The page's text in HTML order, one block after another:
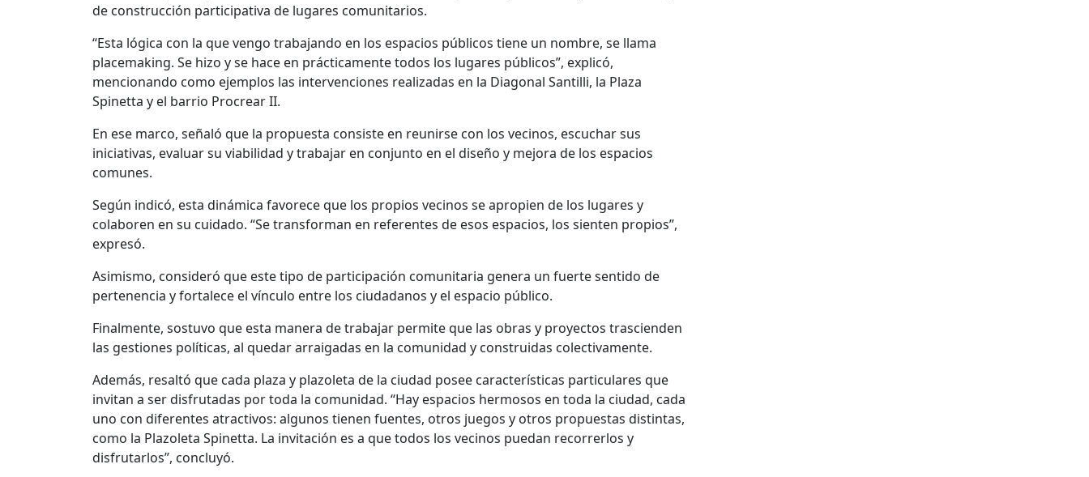
de construcción participativa de lugares comunitarios.
“Esta lógica con la que vengo trabajando en los espacios públicos tiene un nombre, se llama
placemaking. Se hizo y se hace en prácticamente todos los lugares públicos”, explicó,
mencionando como ejemplos las intervenciones realizadas en la Diagonal Santilli, la Plaza
Spinetta y el barrio Procrear II.
En ese marco, señaló que la propuesta consiste en reunirse con los vecinos, escuchar sus
iniciativas, evaluar su viabilidad y trabajar en conjunto en el diseño y mejora de los espacios
comunes.
Según indicó, esta dinámica favorece que los propios vecinos se apropien de los lugares y
colaboren en su cuidado. “Se transforman en referentes de esos espacios, los sienten propios”,
expresó.
Asimismo, consideró que este tipo de participación comunitaria genera un fuerte sentido de
pertenencia y fortalece el vínculo entre los ciudadanos y el espacio público.
Finalmente, sostuvo que esta manera de trabajar permite que las obras y proyectos trascienden
las gestiones políticas, al quedar arraigadas en la comunidad y construidas colectivamente.
Además, resaltó que cada plaza y plazoleta de la ciudad posee características particulares que
invitan a ser disfrutadas por toda la comunidad. “Hay espacios hermosos en toda la ciudad, cada
uno con diferentes atractivos: algunos tienen fuentes, otros juegos y otros propuestas distintas,
como la Plazoleta Spinetta. La invitación es a que todos los vecinos puedan recorrerlos y
disfrutarlos”, concluyó.